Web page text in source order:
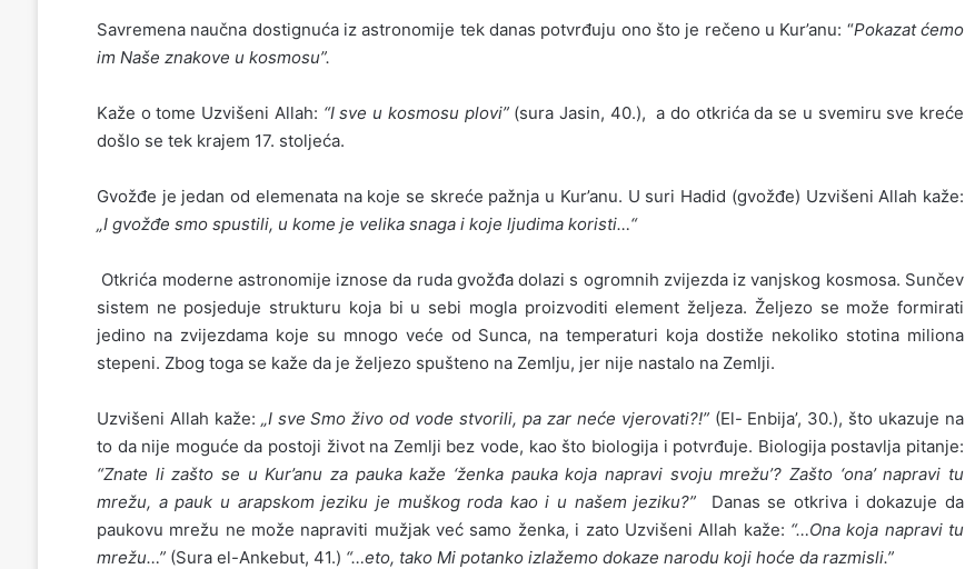
Savremena naučna dostignuća iz astronomije tek danas potvrđuju ono što je rečeno u Kur’anu: “Pokazat ćemo
im Naše znakove u kosmosu”.
Kaže o tome Uzvišeni Allah: “I sve u kosmosu plovi” (sura Jasin, 40.), a do otkrića da se u svemiru sve kreće
došlo se tek krajem 17. stoljeća.
Gvožđe je jedan od elemenata na koje se skreće pažnja u Kur’anu. U suri Hadid (gvožđe) Uzvišeni Allah kaže:
„I gvožđe smo spustili, u kome je velika snaga i koje ljudima koristi…“
Otkrića moderne astronomije iznose da ruda gvožđa dolazi s ogromnih zvijezda iz vanjskog kosmosa. Sunčev
sistem ne posjeduje strukturu koja bi u sebi mogla proizvoditi element željeza. Željezo se može formirati
jedino na zvijezdama koje su mnogo veće od Sunca, na temperaturi koja dostiže nekoliko stotina miliona
stepeni. Zbog toga se kaže da je željezo spušteno na Zemlju, jer nije nastalo na Zemlji.
Uzvišeni Allah kaže: „I sve Smo živo od vode stvorili, pa zar neće vjerovati?!”(El- Enbija’, 30.), što ukazuje na
to da nije moguće da postoji život na Zemlji bez vode, kao što biologija i potvrđuje. Biologija postavlja pitanje:
“Znate li zašto se u Kur’anu za pauka kaže ‘ženka pauka koja napravi svoju mrežu’? Zašto ‘ona’ napravi tu
mrežu, a pauk u arapskom jeziku je muškog roda kao i u našem jeziku?”
Danas se otkriva i dokazuje da
paukovu mrežu ne može napraviti mužjak već samo ženka, i zato Uzvišeni Allah kaže: “…Ona koja napravi tu
mrežu…”(Sura el-Ankebut, 41.) “…eto, tako Mi potanko izlažemo dokaze narodu koji hoće da razmisli.”